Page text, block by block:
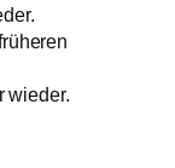
wieder.